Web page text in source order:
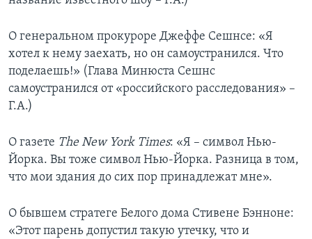
О генеральном прокуроре Джеффе Сешнсе: «Я
хотел к нему заехать, но он самоустранился. Что
поделаешь!» (Глава Минюста Сешнс
самоустранился от «российского расследования» –
Г.А.)
О газете The New York Times: «Я – символ Нью-
Йорка. Вы тоже символ Нью-Йорка. Разница в том,
что мои здания до сих пор принадлежат мне».
О бывшем стратеге Белого дома Стивене Бэнноне:
«Этот парень допустил такую утечку, что и